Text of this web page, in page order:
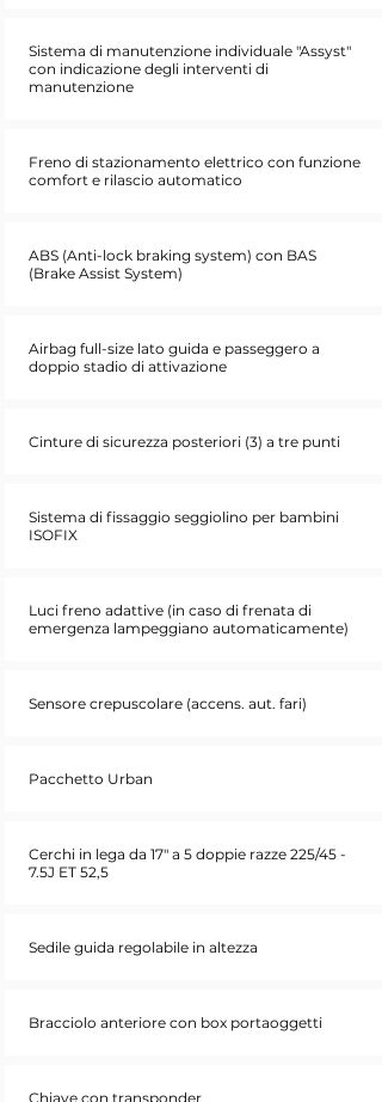
Sistema di manutenzione individuale "Assyst"
con indicazione degli interventi di
manutenzione
Freno di stazionamento elettrico con funzione
comfort e rilascio automatico
ABS (Anti-lock braking system) con BAS
(Brake Assist System)
Airbag full-size lato guida e passeggero a
doppio stadio di attivazione
Cinture di sicurezza posteriori (3) a tre punti
Sistema di fissaggio seggiolino per bambini
ISOFIX
Luci freno adattive (in caso di frenata di
emergenza lampeggiano automaticamente)
Sensore crepuscolare (accens. aut. fari)
Pacchetto Urban
Cerchi in lega da 17" a 5 doppie razze 225/45 -
7.5J ET 52,5
Sedile guida regolabile in altezza
Bracciolo anteriore con box portaoggetti
Chiave con transponder